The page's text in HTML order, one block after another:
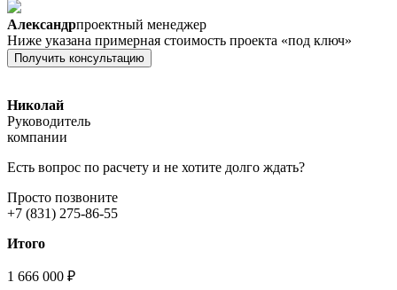
Александрпроектный менеджер
Ниже указана примерная стоимость проекта «под ключ»
Получить консультацию
Николай
Руководитель
компании
Есть вопрос по расчету и не хотите долго ждать?
Просто позвоните
+7 (831) 275-86-55
Итого
1 666 000 ₽